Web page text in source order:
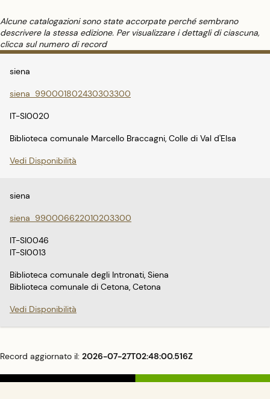
Alcune catalogazioni sono state accorpate perché sembrano
descrivere la stessa edizione. Per visualizzare i dettagli di ciascuna,
clicca sul numero di record
siena
siena_990001802430303300
IT-SI0020
Biblioteca comunale Marcello Braccagni, Colle di Val d'Elsa
Vedi Disponibilità
siena
siena_990006622010203300
IT-SI0046
IT-SI0013
Biblioteca comunale degli Intronati, Siena
Biblioteca comunale di Cetona, Cetona
Vedi Disponibilità
Record aggiornato il: 2026-07-27T02:48:00.516Z